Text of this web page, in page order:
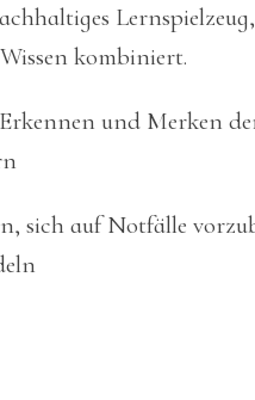
kombiniert.
und Merken
sich auf Notfälle